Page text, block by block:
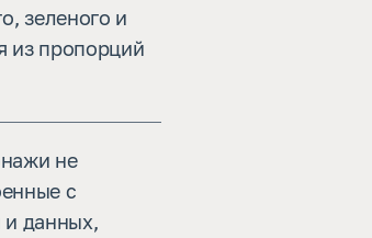
зеленого и
из пропорций
не
с
и данных,